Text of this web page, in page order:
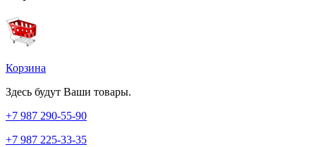
Корзина
Здесь будут Ваши товары.
+7 987 290-55-90
+7 987 225-33-35